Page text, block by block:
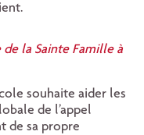
souhaite aider les
de l’appel
de sa propre
la Sainte Famille à